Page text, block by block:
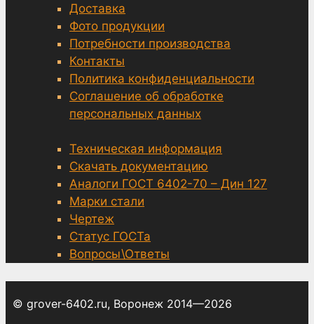
Доставка
Фото продукции
Потребности производства
Контакты
Политика конфиденциальности
Соглашение об обработке
персональных данных
Техническая информация
Скачать документацию
Аналоги ГОСТ 6402-70 – Дин 127
Марки стали
Чертеж
Статус ГОСТа
Вопросы\Ответы
© grover-6402.ru, Воронеж 2014—2026